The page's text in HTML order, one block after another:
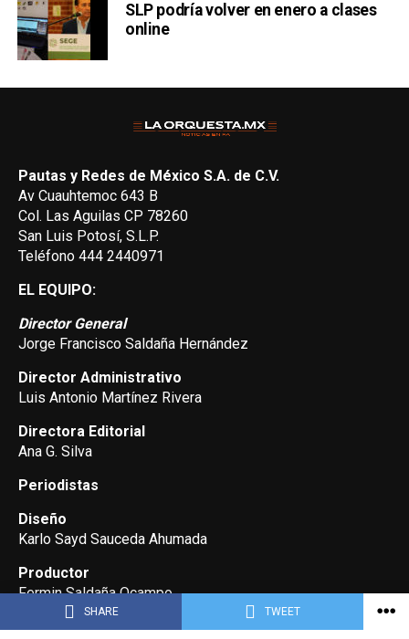
SHARE TWEET
SLP podría volver en enero a clases
online
Pautas y Redes de México S.A. de C.V.
Av Cuauhtemoc 643 B
Col. Las Aguilas CP 78260
San Luis Potosí, S.L.P.
Teléfono 444 2440971
EL EQUIPO:
Director General
Jorge Francisco Saldaña Hernández
Director Administrativo
Luis Antonio Martínez Rivera
Directora Editorial
Ana G. Silva
Periodistas
Diseño
Karlo Sayd Sauceda Ahumada
Productor
Fermin Saldaña Ocampo